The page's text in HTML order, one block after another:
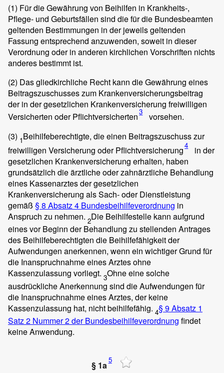
(1) Für die Gewährung von Beihilfen in Krankheits-,
Pflege- und Geburtsfällen sind die für die Bundesbeamten
geltenden Bestimmungen in der jeweils geltenden
Fassung entsprechend anzuwenden, soweit in dieser
Verordnung oder in anderen kirchlichen Vorschriften nichts
anderes bestimmt ist.
(2) Das gliedkirchliche Recht kann die Gewährung eines
Beitragszuschusses zum Krankenversicherungsbeitrag
der in der gesetzlichen Krankenversicherung freiwilligen
Versicherten oder Pflichtversicherten3
vorsehen.
(3) 1Beihilfeberechtigte, die einen Beitragszuschuss zur
freiwilligen Versicherung oder Pflichtversicherung4
in der
gesetzlichen Krankenversicherung erhalten, haben
grundsätzlich die ärztliche oder zahnärztliche Behandlung
eines Kassenarztes der gesetzlichen
Krankenversicherung als Sach- oder Dienstleistung
gemäß § 8 Absatz 4 Bundesbeihilfeverordnung in
Anspruch zu nehmen. 2Die Beihilfestelle kann aufgrund
eines vor Beginn der Behandlung zu stellenden Antrages
des Beihilfeberechtigten die Beihilfefähigkeit der
Aufwendungen anerkennen, wenn ein wichtiger Grund für
die Inanspruchnahme eines Arztes ohne
Kassenzulassung vorliegt. 3Ohne eine solche
ausdrückliche Anerkennung sind die Aufwendungen für
die Inanspruchnahme eines Arztes, der keine
Kassenzulassung hat, nicht beihilfefähig. 4§ 9 Absatz 1
Satz 2 Nummer 2 der Bundesbeihilfeverordnung findet
keine Anwendung.
§ 1a5